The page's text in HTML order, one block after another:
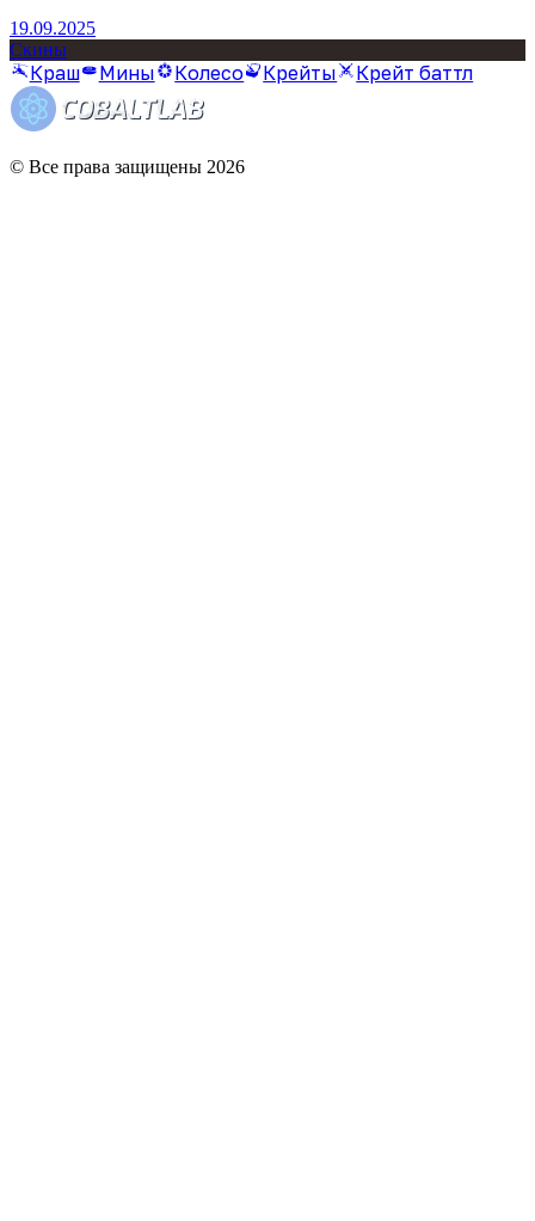
19.09.2025
Скины
Краш Мины Колесо Крейты Крейт баттл
© Все права защищены 2026